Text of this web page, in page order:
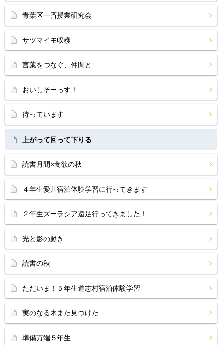
青葉区一斉授業研究会
サツマイモ収穫
言葉をつなぐ、仲間と
おいしそーっす！
待っています
上がって回って下りる
読書月間×食欲の秋
４年生愛川宿泊体験学習に行ってきます
２年生ズーラシア遠足行ってきました！
光と影の動き
読書の秋
ただいま！５年生道志村宿泊体験学習
実のなる木また見つけた
準備万端５年生